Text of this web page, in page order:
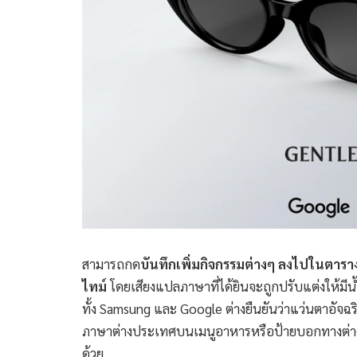
สามารถกดบันทึกเพิ่มกิจกรรมต่างๆ ลงไปในตาร
ไทม์โดยเสียงแปลภาษาที่ได้ยินจะถูกปรับแต่งให้มีน้
ทั้ง Samsung และ Google ต่างยืนยันว่าแว่นตาอั
ภาษาต่างประเทศบนเมนูอาหารหรือป้ายบอกทางต่
ด้วย